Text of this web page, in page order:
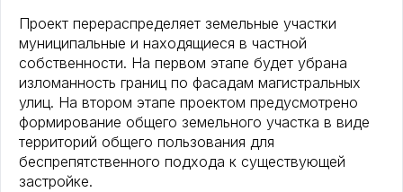
Проект перераспределяет земельные участки
муниципальные и находящиеся в частной
собственности. На первом этапе будет убрана
изломанность границ по фасадам магистральных
улиц. На втором этапе проектом предусмотрено
формирование общего земельного участка в виде
территорий общего пользования для
беспрепятственного подхода к существующей
застройке.